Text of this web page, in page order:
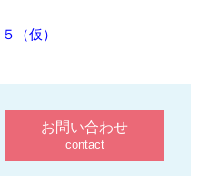
（仮）
お問い合わせ
contact